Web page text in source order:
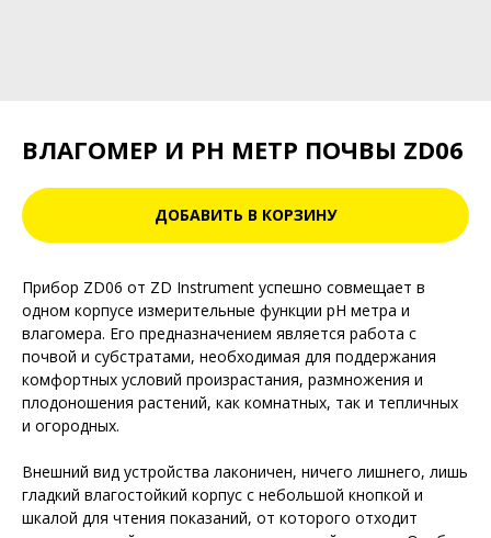
ВЛАГОМЕР И PH МЕТР ПОЧВЫ ZD06
ДОБАВИТЬ В КОРЗИНУ
Прибор ZD06 от ZD Instrument успешно совмещает в
одном корпусе измерительные функции рН метра и
влагомера. Его предназначением является работа с
почвой и субстратами, необходимая для поддержания
комфортных условий произрастания, размножения и
плодоношения растений, как комнатных, так и тепличных
и огородных.
Внешний вид устройства лаконичен, ничего лишнего, лишь
гладкий влагостойкий корпус с небольшой кнопкой и
шкалой для чтения показаний, от которого отходит